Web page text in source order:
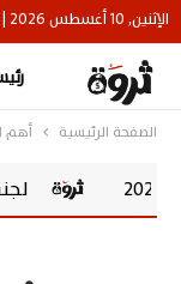
الإثنين, 10 أغسطس 2026 | 9:48 صباحًا
الصفحة الرئيسية أهم
لجنة إدارة الأزمات باتحاد